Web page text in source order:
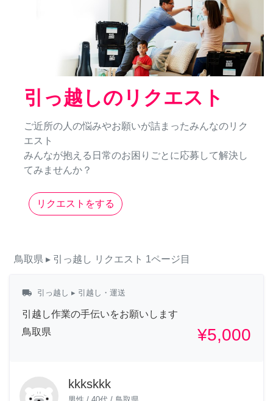
引っ越しのリクエスト
ご近所の人の悩みやお願いが詰まったみんなのリク
エスト
みんなが抱える日常のお困りごとに応募して解決し
てみませんか？
リクエストをする
鳥取県 ▸ 引っ越し リクエスト 1ページ目
local_shipping 引っ越し ▸ 引越し・運送
引越し作業の手伝いをお願いします
鳥取県
¥5,000
kkkskkk